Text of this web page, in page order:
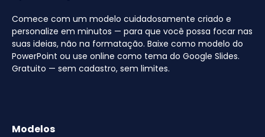
Comece com um modelo cuidadosamente criado e
personalize em minutos — para que você possa focar nas
suas ideias, não na formatação. Baixe como modelo do
PowerPoint ou use online como tema do Google Slides.
Gratuito — sem cadastro, sem limites.
Modelos